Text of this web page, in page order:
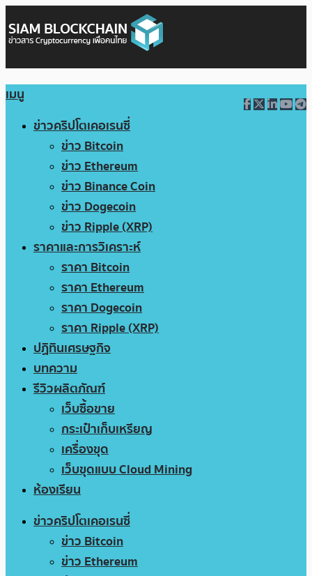
เมนู
ข่าวคริปโตเคอเรนซี่
ข่าว Bitcoin
ข่าว Ethereum
ข่าว Binance Coin
ข่าว Dogecoin
ข่าว Ripple (XRP)
ราคาและการวิเคราะห์
ราคา Bitcoin
ราคา Ethereum
ราคา Dogecoin
ราคา Ripple (XRP)
ปฏิทินเศรษฐกิจ
บทความ
รีวิวผลิตภัณฑ์
เว็บซื้อขาย
กระเป๋าเก็บเหรียญ
เครื่องขุด
เว็บขุดแบบ Cloud Mining
ห้องเรียน
ข่าวคริปโตเคอเรนซี่
ข่าว Bitcoin
ข่าว Ethereum